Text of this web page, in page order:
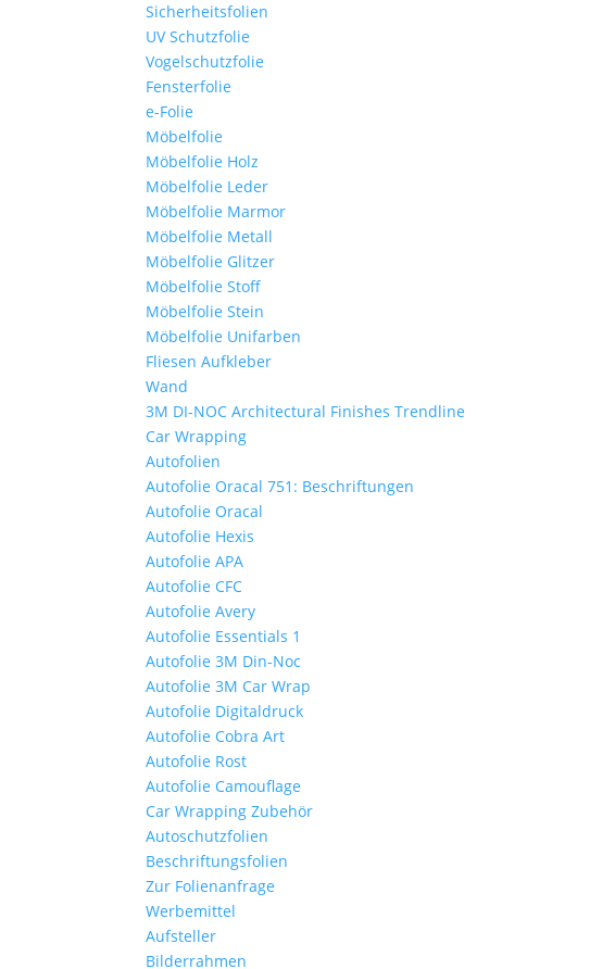
Sicherheitsfolien
UV Schutzfolie
Vogelschutzfolie
Fensterfolie
e-Folie
Möbelfolie
Möbelfolie Holz
Möbelfolie Leder
Möbelfolie Marmor
Möbelfolie Metall
Möbelfolie Glitzer
Möbelfolie Stoff
Möbelfolie Stein
Möbelfolie Unifarben
Fliesen Aufkleber
Wand
3M DI-NOC Architectural Finishes Trendline
Car Wrapping
Autofolien
Autofolie Oracal 751: Beschriftungen
Autofolie Oracal
Autofolie Hexis
Autofolie APA
Autofolie CFC
Autofolie Avery
Autofolie Essentials 1
Autofolie 3M Din-Noc
Autofolie 3M Car Wrap
Autofolie Digitaldruck
Autofolie Cobra Art
Autofolie Rost
Autofolie Camouflage
Car Wrapping Zubehör
Autoschutzfolien
Beschriftungsfolien
Zur Folienanfrage
Werbemittel
Aufsteller
Bilderrahmen